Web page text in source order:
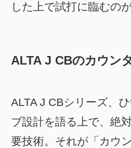
した上で試打に臨むの
ALTA J CBのカウン
ALTA J CBシリーズ、
ブ設計を語る上で、絶
要技術。それが「カウ